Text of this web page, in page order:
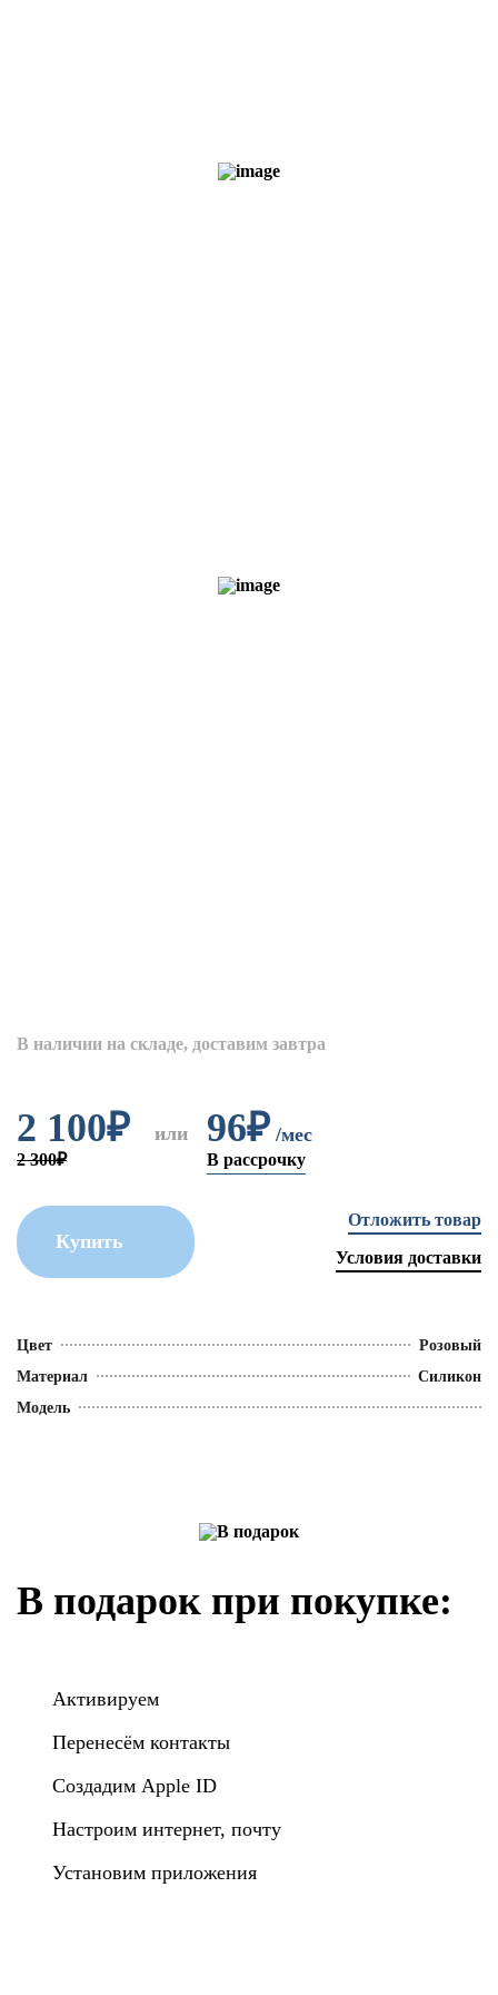
В наличии на складе, доставим завтра
2 100₽ или 96₽ /мес
В рассрочку
2 300₽
Купить
Отложить товар
Условия доставки
Цвет
Розовый
Материал
Силикон
Модель
В подарок при покупке:
Активируем
Перенесём контакты
Создадим Apple ID
Настроим интернет, почту
Установим приложения